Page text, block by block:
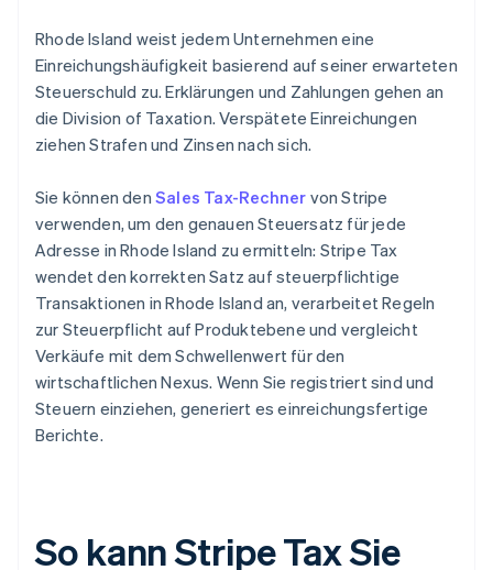
Rhode Island weist jedem Unternehmen eine
Einreichungshäufigkeit basierend auf seiner erwarteten
Steuerschuld zu. Erklärungen und Zahlungen gehen an
die Division of Taxation. Verspätete Einreichungen
ziehen Strafen und Zinsen nach sich.
Sie können den Sales Tax-Rechner von Stripe
verwenden, um den genauen Steuersatz für jede
Adresse in Rhode Island zu ermitteln: Stripe Tax
wendet den korrekten Satz auf steuerpflichtige
Transaktionen in Rhode Island an, verarbeitet Regeln
zur Steuerpflicht auf Produktebene und vergleicht
Verkäufe mit dem Schwellenwert für den
wirtschaftlichen Nexus. Wenn Sie registriert sind und
Steuern einziehen, generiert es einreichungsfertige
Berichte.
So kann Stripe Tax Sie